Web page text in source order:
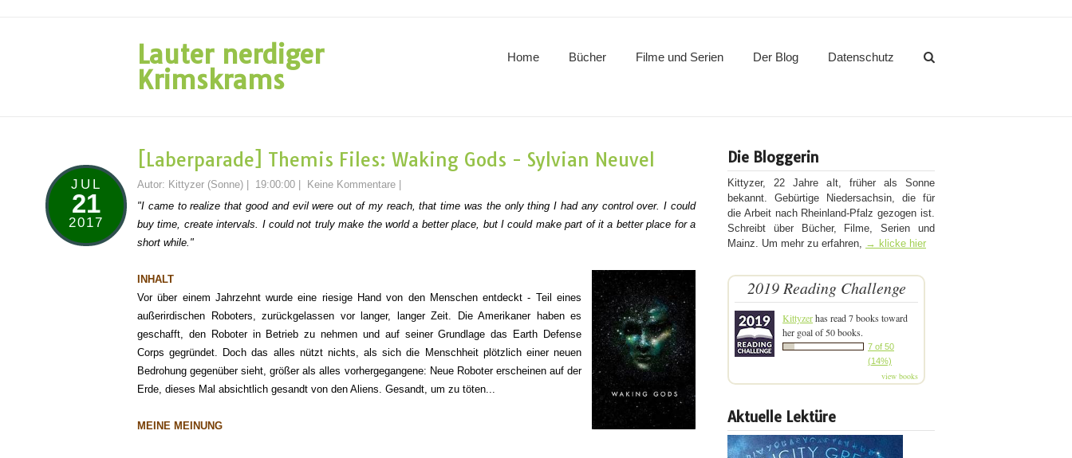
Lauter nerdiger
Krimskrams
Home Bücher Filme und Serien Der Blog Datenschutz
JUL
21
2017
[Laberparade] Themis Files: Waking Gods - Sylvian Neuvel
Autor: Kittyzer (Sonne) 19:00:00 Keine Kommentare
"I came to realize that good and evil were out of my reach, that time was the only thing I had any control over. I could
buy time, create intervals. I could not truly make the world a better place, but I could make part of it a better place for a
short while."
INHALT
Vorüber einem Jahrzehnt wurde eine riesige Hand von den Menschen entdeckt - Teil eines
außerirdischen Roboters, zurückgelassen vor langer, langer Zeit.
Die Amerikaner haben es
geschafft, den Roboter in Betrieb zu nehmen und auf seiner Grundlage das Earth Defense
Corps gegründet. Doch das alles nützt nichts, als sich die Menschheit plötzlich einer neuen
Bedrohung gegenübersieht, größer als alles vorhergegangene: Neue Roboter erscheinen auf der
Erde, dieses Mal absichtlich gesandt von den Aliens. Gesandt, um zu töten...
MEINE MEINUNG
Die Bloggerin
Kittyzer, 22 Jahre alt, früher als Sonne
bekannt. Gebürtige Niedersachsin, die für
die Arbeit nach Rheinland-Pfalz gezogen ist.
Schreibt über Bücher, Filme, Serien und
Mainz. Um mehr zu erfahren, → klicke hier
2019 Reading Challenge
Kittyzerhas read 7 books toward
her goal of 50 books.
7 of 50
(14%)
view books
Aktuelle Lektüre